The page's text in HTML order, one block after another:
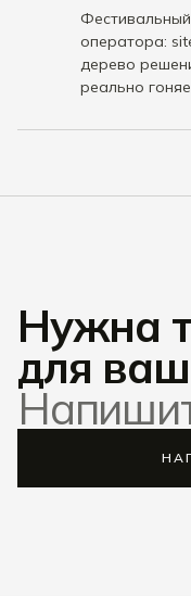
оператора:
дерево
реально
Нужна
для